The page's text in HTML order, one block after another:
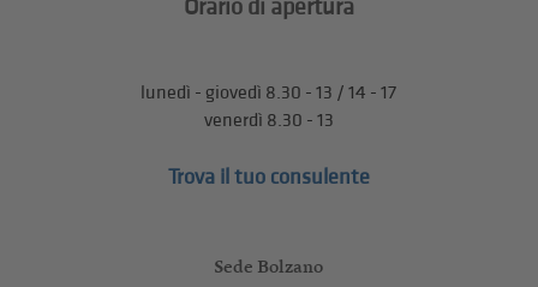
Orario di apertura
lunedì - giovedì 8.30 - 13 / 14 - 17
venerdì 8.30 - 13
Trova il tuo consulente
Sede Bolzano